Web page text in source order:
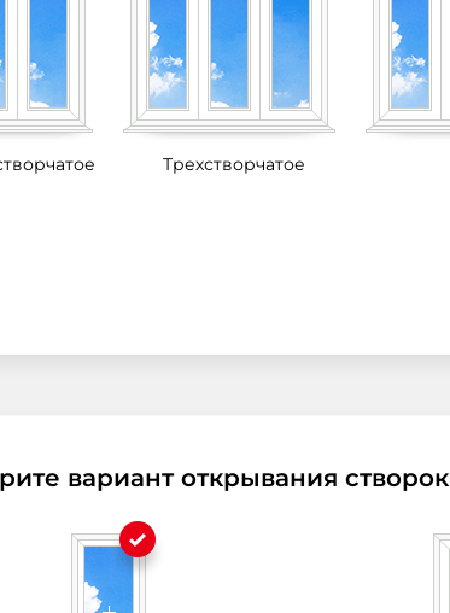
Трехстворчатое
вариант открывания створок